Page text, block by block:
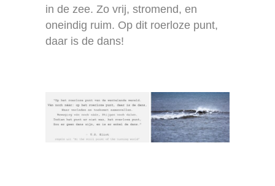
in de zee. Zo vrij, stromend, en
oneindig ruim. Op dit roerloze punt,
daar is de dans!